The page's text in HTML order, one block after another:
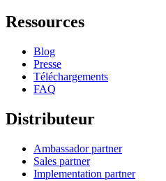
Ressources
Blog
Presse
Téléchargements
FAQ
Distributeur
Ambassador partner
Sales partner
Implementation partner